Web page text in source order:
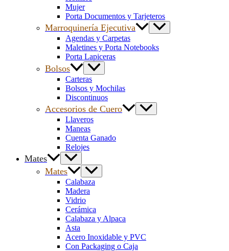
Mujer
Porta Documentos y Tarjeteros
Marroquinería Ejecutiva
Agendas y Carpetas
Maletines y Porta Notebooks
Porta Lapiceras
Bolsos
Carteras
Bolsos y Mochilas
Discontinuos
Accesorios de Cuero
Llaveros
Maneas
Cuenta Ganado
Relojes
Mates
Mates
Calabaza
Madera
Vidrio
Cerámica
Calabaza y Alpaca
Asta
Acero Inoxidable y PVC
Con Packaging o Caja